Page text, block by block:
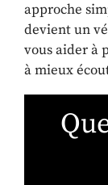
approche
devient un
vous aider à
à mieux